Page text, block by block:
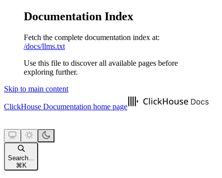
Documentation Index
Fetch the complete documentation index at:
/docs/llms.txt
Use this file to discover all available pages before
exploring further.
Skip to main content
ClickHouse Documentation home page
Search...
⌘ K